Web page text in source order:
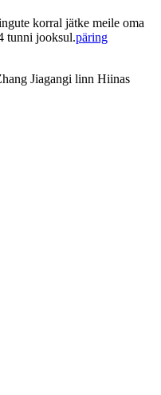
korral jätke meile oma
tunni jooksul.päring
Jiagangi linn Hiinas